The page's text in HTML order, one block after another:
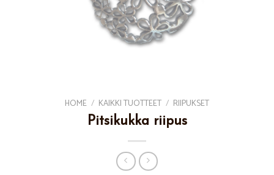
HOME / KAIKKI TUOTTEET / RIIPUKSET
Pitsikukka riipus